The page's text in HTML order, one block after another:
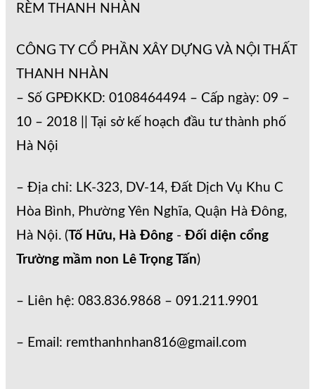
RÈM THANH NHÀN
CÔNG TY CỔ PHẦN XÂY DỰNG VÀ NỘI THẤT
THANH NHÀN
– Số GPĐKKD: 0108464494 – Cấp ngày: 09 –
10 – 2018 || Tại sở kế hoạch đầu tư thành phố
Hà Nội
– Địa chỉ: LK-323, DV-14, Đất Dịch Vụ Khu C
Hòa Bình, Phường Yên Nghĩa, Quận Hà Đông,
Hà Nội. (Tố Hữu, Hà Đông - Đối diện cổng
Trường mầm non Lê Trọng Tấn)
– Liên hệ: 083.836.9868 – 091.211.9901
– Email: remthanhnhan816@gmail.com